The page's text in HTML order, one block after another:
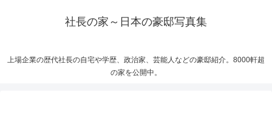
社長の家～日本の豪邸写真集
上場企業の歴代社長の自宅や学歴、政治家、芸能人などの豪邸紹介。8000軒超
の家を公開中。